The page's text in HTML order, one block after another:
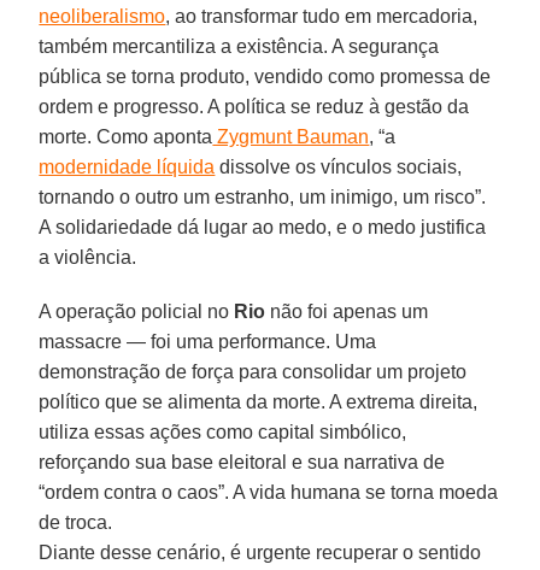
neoliberalismo, ao transformar tudo em mercadoria,
também mercantiliza a existência. A segurança
pública se torna produto, vendido como promessa de
ordem e progresso. A política se reduz à gestão da
morte. Como aponta Zygmunt Bauman, “a
modernidade líquida dissolve os vínculos sociais,
tornando o outro um estranho, um inimigo, um risco”.
A solidariedade dá lugar ao medo, e o medo justifica
a violência.
A operação policial no Rio não foi apenas um
massacre — foi uma performance. Uma
demonstração de força para consolidar um projeto
político que se alimenta da morte. A extrema direita,
utiliza essas ações como capital simbólico,
reforçando sua base eleitoral e sua narrativa de
“ordem contra o caos”. A vida humana se torna moeda
de troca.
Diante desse cenário, é urgente recuperar o sentido